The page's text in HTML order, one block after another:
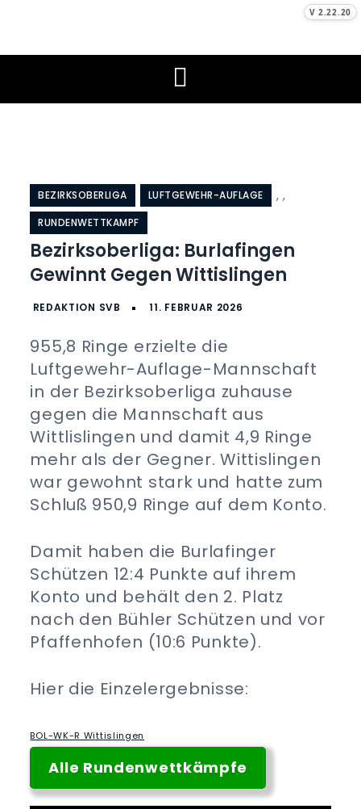
contentSchützenverein
Burlafingen e. V.
BEZIRKSOBERLIGA ,
LUFTGEWEHR-AUFLAGE ,
RUNDENWETTKAMPF
Bezirksoberliga: Burlafingen
Gewinnt Gegen Wittislingen
955,8 Ringe erzielte die
Luftgewehr-Auflage-Mannschaft
in der Bezirksoberliga zuhause
gegen die Mannschaft aus
Wittlislingen und damit 4,9 Ringe
mehr als der Gegner. Wittislingen
war gewohnt stark und hatte zum
Schluß 950,9 Ringe auf dem Konto.
Damit haben die Burlafinger
Schützen 12:4 Punkte auf ihrem
Konto und behält den 2. Platz
nach den Bühler Schützen und vor
Pfaffenhofen (10:6 Punkte).
Hier die Einzelergebnisse:
BOL-WK-R Wittislingen
Alle Rundenwettkämpfe
V 2.22.20